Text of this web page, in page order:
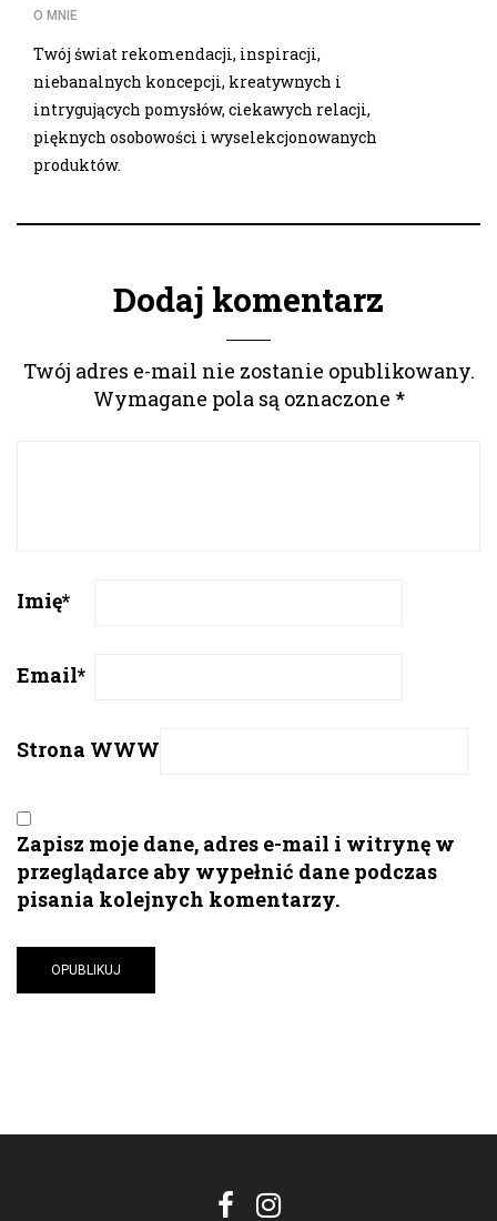
O MNIE
Twój świat rekomendacji, inspiracji,
niebanalnych koncepcji, kreatywnych i
intrygujących pomysłów, ciekawych relacji,
pięknych osobowości i wyselekcjonowanych
produktów.
Dodaj komentarz
Twój adres e-mail nie zostanie opublikowany.
Wymagane pola są oznaczone *
Imię*
Email*
Strona WWW
Zapisz moje dane, adres e-mail i witrynę w
przeglądarce aby wypełnić dane podczas
pisania kolejnych komentarzy.